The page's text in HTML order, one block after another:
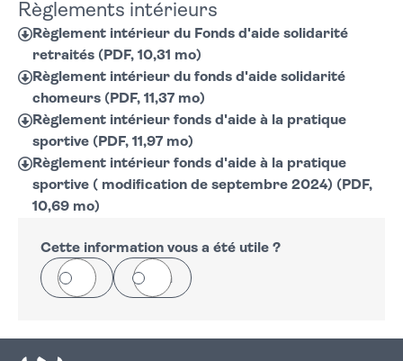
Règlements intérieurs
Règlement intérieur du Fonds d'aide solidarité
retraités (PDF, 10,31 mo)
Règlement intérieur du fonds d'aide solidarité
chomeurs (PDF, 11,37 mo)
Règlement intérieur fonds d'aide à la pratique
sportive (PDF, 11,97 mo)
Règlement intérieur fonds d'aide à la pratique
sportive ( modification de septembre 2024) (PDF,
10,69 mo)
Cette information vous a été utile ?
Oui Non